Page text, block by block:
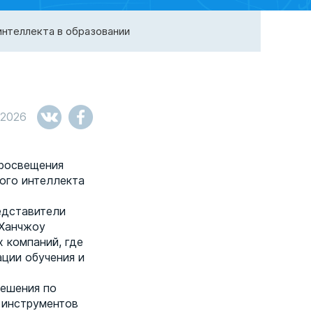
в образовании
интеллекта
компаний, где
обучения и
по